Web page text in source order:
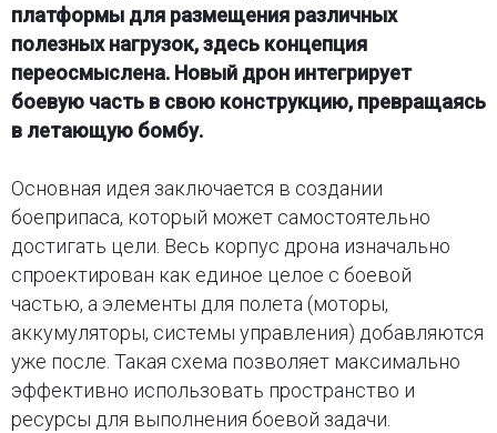
платформы для размещения различных
полезных нагрузок, здесь концепция
переосмыслена. Новый дрон интегрирует
боевую часть в свою конструкцию, превращаясь
в летающую бомбу.
Основная идея заключается в создании
боеприпаса, который может самостоятельно
достигать цели. Весь корпус дрона изначально
спроектирован как единое целое с боевой
частью, а элементы для полета (моторы,
аккумуляторы, системы управления) добавляются
уже после. Такая схема позволяет максимально
эффективно использовать пространство и
ресурсы для выполнения боевой задачи.